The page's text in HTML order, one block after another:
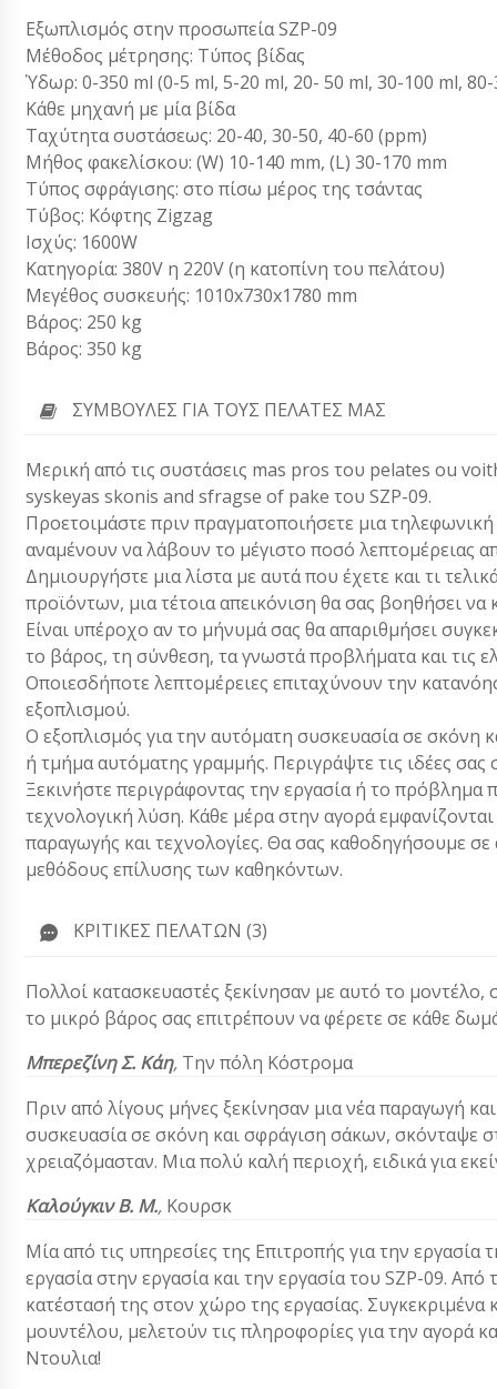
Εξωπλισμός στην προσωπεία SZP-09
Μέθοδος μέτρησης: Τύπος βίδας
Ύδωρ: 0-350 ml (0-5 ml, 5-20 ml, 20- 50 ml, 30-100 ml,
Κάθε μηχανή με μία βίδα
Ταχύτητα συστάσεως: 20-40, 30-50, 40-60 (ppm)
Μήθος φακελίσκου: (W) 10-140 mm, (L) 30-170 mm
Τύπος σφράγισης: στο πίσω μέρος της τσάντας
Τύβος: Κόφτης Zigzag
Ισχύς: 1600W
Κατηγορία: 380V η 220V (η κατοπίνη του πελάτου)
Μεγέθος συσκευής: 1010x730x1780 mm
Βάρος: 250 kg
Βάρος: 350 kg
ΣΥΜΒΟΥΛΈΣ ΓΙΑ ΤΟΥΣ ΠΕΛΆΤΕΣ ΜΑΣ
Μερική από τις συστάσεις mas pros του pelates ou
syskeyas skonis and sfragse of pake του SZP-09.
Προετοιμάστε πριν πραγματοποιήσετε μια
αναμένουν να λάβουν το μέγιστο ποσό λεπτομέρειας
Δημιουργήστε μια λίστα με αυτά που έχετε και τι
προϊόντων, μια τέτοια απεικόνιση θα σας βοηθήσει να
Είναι υπέροχο αν το μήνυμά σας θα απαριθμήσει
το βάρος, τη σύνθεση, τα γνωστά προβλήματα και τις
Οποιεσδήποτε λεπτομέρειες επιταχύνουν την
εξοπλισμού.
Ο εξοπλισμός για την αυτόματη συσκευασία σε σκόνη
ή τμήμα αυτόματης γραμμής. Περιγράψτε τις ιδέες
Ξεκινήστε περιγράφοντας την εργασία ή το
τεχνολογική λύση. Κάθε μέρα στην αγορά
παραγωγής και τεχνολογίες. Θα σας καθοδηγήσουμε
μεθόδους επίλυσης των καθηκόντων.
ΚΡΙΤΙΚΈΣ ΠΕΛΑΤΏΝ (3)
Πολλοί κατασκευαστές ξεκίνησαν με αυτό το
το μικρό βάρος σας επιτρέπουν να φέρετε σε κάθε
Μπερεζίνη Σ. Κάη, Την πόλη Κόστρομα
Πριν από λίγους μήνες ξεκίνησαν μια νέα παραγωγή
συσκευασία σε σκόνη και σφράγιση σάκων, σκόνταψε
χρειαζόμασταν. Μια πολύ καλή περιοχή, ειδικά για
Καλούγκιν Β. Μ., Κουρσκ
Μία από τις υπηρεσίες της Επιτροπής για την
εργασία στην εργασία και την εργασία του SZP-09.
κατέστασή της στον χώρο της εργασίας. Συγκεκριμένα
μουντέλου, μελετούν τις πληροφορίες για την αγορά
Ντουλια!